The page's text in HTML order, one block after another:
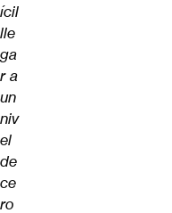
ícil
lle
ga
r a
un
niv
el
de
ce
ro